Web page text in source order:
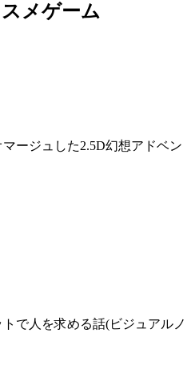
メゲーム
マージュした2.5D幻想アドベン
で人を求める話(ビジュアルノ